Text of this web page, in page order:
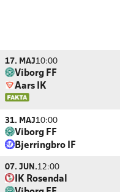
17. MAJ10:00
Viborg FF
Aars IK
31. MAJ10:00
Viborg FF
Bjerringbro IF
07. JUN.12:00
IK Rosendal